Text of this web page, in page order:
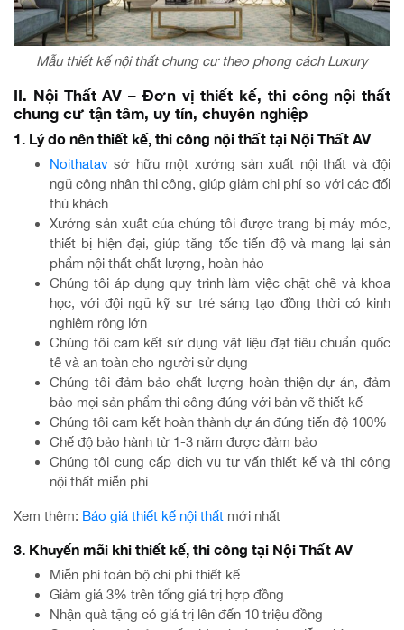
Mẫu thiết kế nội thất chung cư theo phong cách Luxury
II. Nội Thất AV – Đơn vị thiết kế, thi công nội thất
chung cư tận tâm, uy tín, chuyên nghiệp
1. Lý do nên thiết kế, thi công nội thất tại Nội Thất AV
Noithatav sở hữu một xưởng sản xuất nội thất và đội
ngũ công nhân thi công, giúp giảm chi phí so với các đối
thủ khách
Xưởng sản xuất của chúng tôi được trang bị máy móc,
thiết bị hiện đại, giúp tăng tốc tiến độ và mang lại sản
phẩm nội thất chất lượng, hoàn hảo
Chúng tôi áp dụng quy trình làm việc chặt chẽ và khoa
học, với đội ngũ kỹ sư trẻ sáng tạo đồng thời có kinh
nghiệm rộng lớn
Chúng tôi cam kết sử dụng vật liệu đạt tiêu chuẩn quốc
tế và an toàn cho người sử dụng
Chúng tôi đảm bảo chất lượng hoàn thiện dự án, đảm
bảo mọi sản phẩm thi công đúng với bản vẽ thiết kế
Chúng tôi cam kết hoàn thành dự án đúng tiến độ 100%
Chế độ bảo hành từ 1-3 năm được đảm bảo
Chúng tôi cung cấp dịch vụ tư vấn thiết kế và thi công
nội thất miễn phí
Xem thêm: Báo giá thiết kế nội thất mới nhất
3. Khuyến mãi khi thiết kế, thi công tại Nội Thất AV
Miễn phí toàn bộ chi phí thiết kế
Giảm giá 3% trên tổng giá trị hợp đồng
Nhận quà tặng có giá trị lên đến 10 triệu đồng